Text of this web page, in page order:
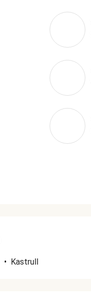
• Kastrull